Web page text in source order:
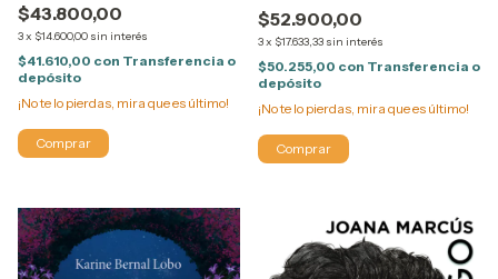
$43.800,00
3x $14.600,00 sin interés
$41.610,00 con Transferencia o
depósito
¡No te lo pierdas, mira que es último!
$52.900,00
3x $17.633,33 sin interés
$50.255,00 con Transferencia o
depósito
¡No te lo pierdas, mira que es último!